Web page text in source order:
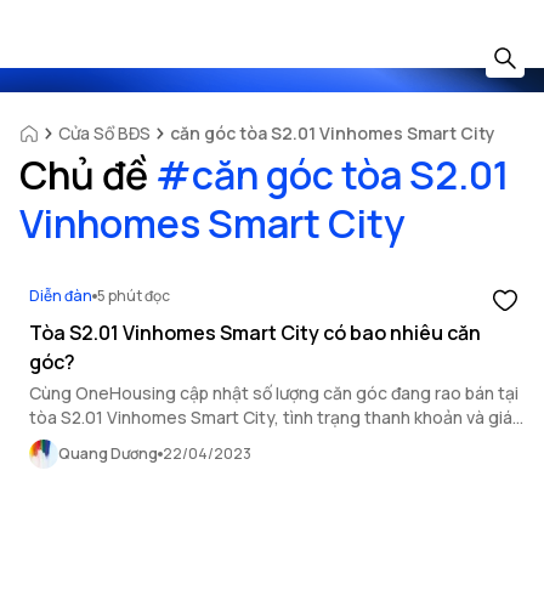
Cửa Sổ BĐS căn góc tòa S2.01 Vinhomes Smart City
Chủ đề #căn góc tòa S2.01
Vinhomes Smart City
Diễn đàn 5 phút đọc
Tòa S2.01 Vinhomes Smart City có bao nhiêu căn
góc?
Cùng OneHousing cập nhật số lượng căn góc đang rao bán tại
tòa S2.01 Vinhomes Smart City, tình trạng thanh khoản và giá
bán mới nhất tại thời điểm này.
Quang Dương 22/04/2023